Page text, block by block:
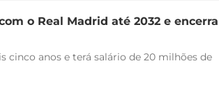
o Real Madrid até 2032 e encerra
anos e terá salário de 20 milhões de